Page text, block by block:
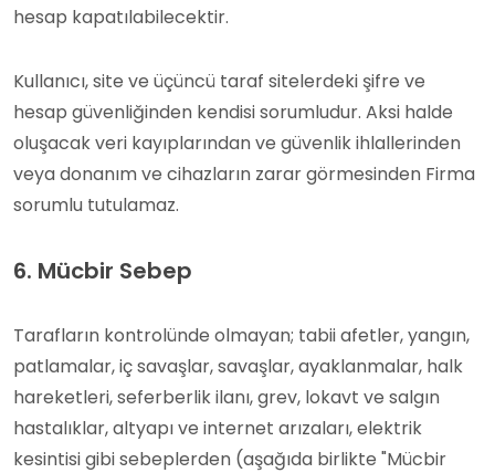
hesap kapatılabilecektir.
Kullanıcı, site ve üçüncü taraf sitelerdeki şifre ve
hesap güvenliğinden kendisi sorumludur. Aksi halde
oluşacak veri kayıplarından ve güvenlik ihlallerinden
veya donanım ve cihazların zarar görmesinden Firma
sorumlu tutulamaz.
6. Mücbir Sebep
Tarafların kontrolünde olmayan; tabii afetler, yangın,
patlamalar, iç savaşlar, savaşlar, ayaklanmalar, halk
hareketleri, seferberlik ilanı, grev, lokavt ve salgın
hastalıklar, altyapı ve internet arızaları, elektrik
kesintisi gibi sebeplerden (aşağıda birlikte "Mücbir